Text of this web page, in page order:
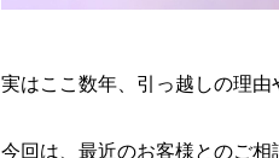
実はここ数年、引っ越しの理由
今回は、最近のお客様とのご相